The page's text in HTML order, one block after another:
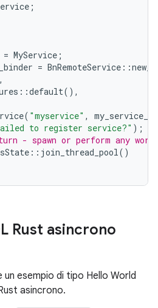
;
= MyService ;
= BnRemoteService ::
,
::default(),
( "myservice" ,
to register service?" );
- spawn or perform any
:: join_thread_pool()
Rust asincrono
esempio di tipo Hello World
asincrono.